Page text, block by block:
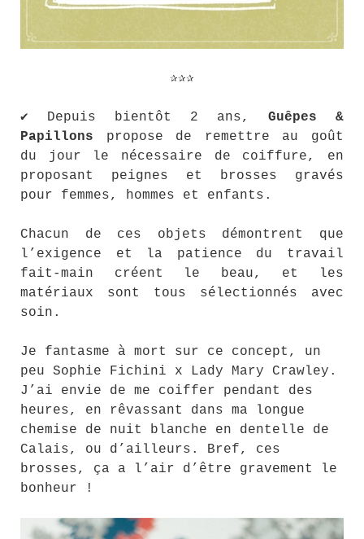
✰✰✰
✔ Depuis bientôt 2 ans, Guêpes &
Papillons propose de remettre au goût
du jour le nécessaire de coiffure, en
proposant peignes et brosses gravés
pour femmes, hommes et enfants.
Chacun de ces objets démontrent que
l’exigence et la patience du travail
fait-main créent le beau, et les
matériaux sont tous sélectionnés avec
soin.
Je fantasme à mort sur ce concept, un
peu Sophie Fichini x Lady Mary Crawley.
J’ai envie de me coiffer pendant des
heures, en rêvassant dans ma longue
chemise de nuit blanche en dentelle de
Calais, ou d’ailleurs. Bref, ces
brosses, ça a l’air d’être gravement le
bonheur !